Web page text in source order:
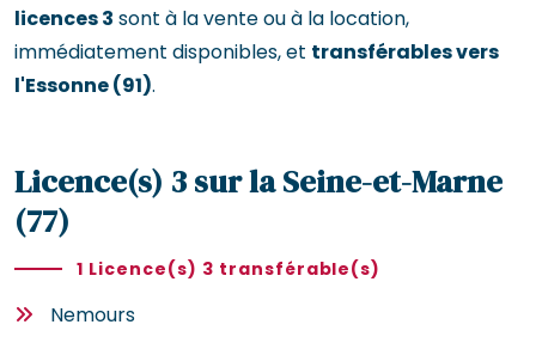
licences 3 sont à la vente ou à la location,
immédiatement disponibles, et transférables vers
l'Essonne (91).
Licence(s) 3 sur la Seine-et-Marne
(77)
1 Licence(s) 3 transférable(s)
Nemours